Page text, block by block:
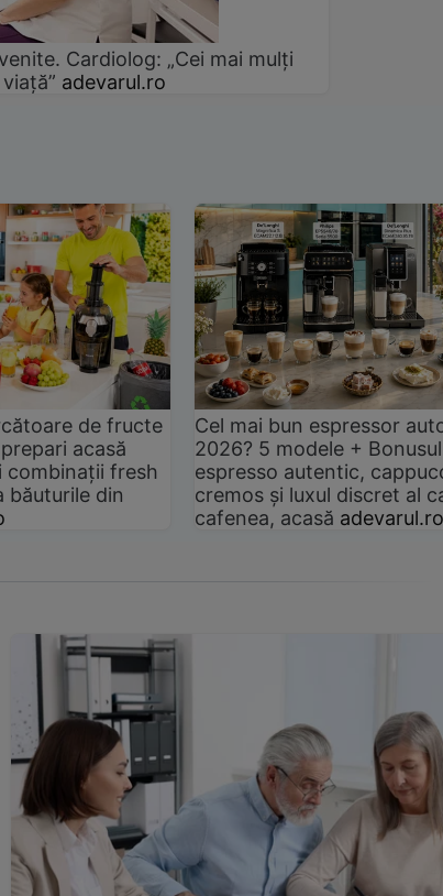
Cardiolog: „Cei mai mulți
adevarul.ro
de fructe
acasă
combinații fresh
băuturile din
Cel mai bun espressor
2026? 5 modele +
espresso autentic,
cremos și luxul discret al
cafenea, acasă adevarul.ro